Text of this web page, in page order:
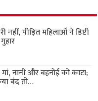
नहीं, पीड़ित महिलाओं ने डिप्टी
नानी और बहनोई को काटा;
बंद तो…